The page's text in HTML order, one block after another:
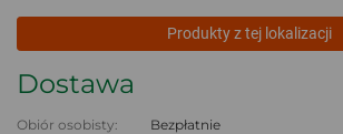
Produkty z tej lokalizacji
Dostawa
Obiór osobisty:
Bezpłatnie